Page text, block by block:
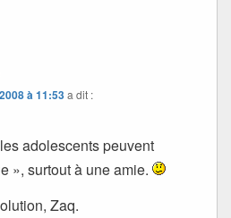
à 11:53a dit :
adolescents peuvent
», surtout à une amie.
Zaq.